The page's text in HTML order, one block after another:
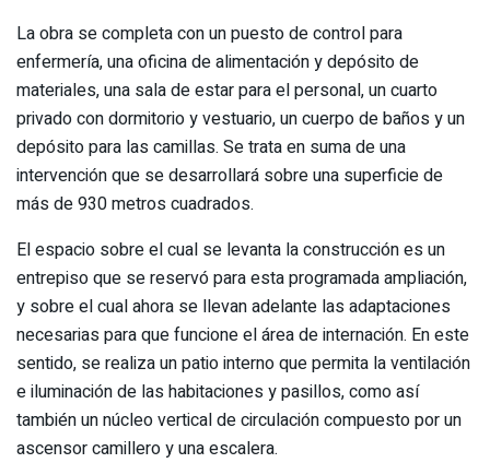
La obra se completa con un puesto de control para
enfermería, una oficina de alimentación y depósito de
materiales, una sala de estar para el personal, un cuarto
privado con dormitorio y vestuario, un cuerpo de baños y un
depósito para las camillas. Se trata en suma de una
intervención que se desarrollará sobre una superficie de
más de 930 metros cuadrados.
El espacio sobre el cual se levanta la construcción es un
entrepiso que se reservó para esta programada ampliación,
y sobre el cual ahora se llevan adelante las adaptaciones
necesarias para que funcione el área de internación. En este
sentido, se realiza un patio interno que permita la ventilación
e iluminación de las habitaciones y pasillos, como así
también un núcleo vertical de circulación compuesto por un
ascensor camillero y una escalera.